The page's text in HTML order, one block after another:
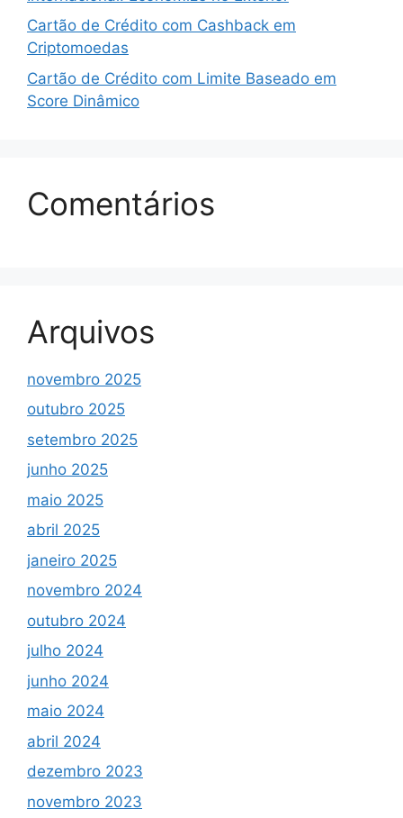
Cartão de Crédito com Cashback em
Criptomoedas
Cartão de Crédito com Limite Baseado em
Score Dinâmico
Comentários
Arquivos
novembro 2025
outubro 2025
setembro 2025
junho 2025
maio 2025
abril 2025
janeiro 2025
novembro 2024
outubro 2024
julho 2024
junho 2024
maio 2024
abril 2024
dezembro 2023
novembro 2023